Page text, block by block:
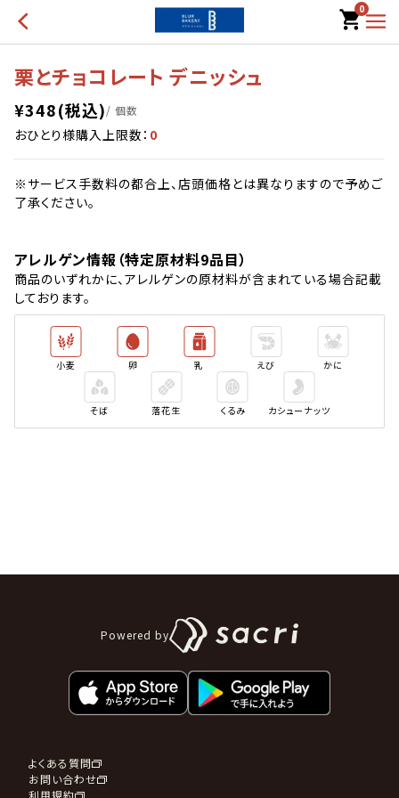
0
栗とチョコレート デニッシュ
¥348(税込)/ 個数
おひとり様購入上限数： 0
※サービス手数料の都合上、店頭価格とは異なりますので予めご
了承ください。
アレルゲン情報（特定原材料9品目）
商品のいずれかに、アレルゲンの原材料が含まれている場合記載
しております。
小麦 卵 乳 えび かに
そば 落花生 くるみ カシューナッツ
Powered by
よくある質問
お問い合わせ
利用規約